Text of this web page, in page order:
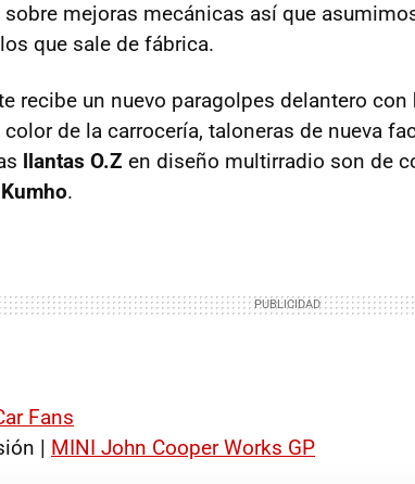
mejoras mecánicas así que
que sale de fábrica.
recibe un nuevo paragolpes delantero con
de la carrocería, taloneras de nueva
llantas O.Z en diseño multirradio son de
Kumho.
Fans
| MINI John Cooper Works GP